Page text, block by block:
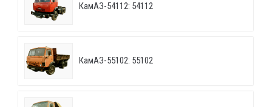
КамАЗ-54112: 54112
КамАЗ-55102: 55102